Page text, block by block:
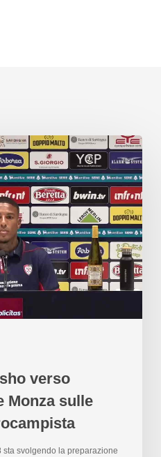
verso
Monza sulle
sta svolgendo la preparazione